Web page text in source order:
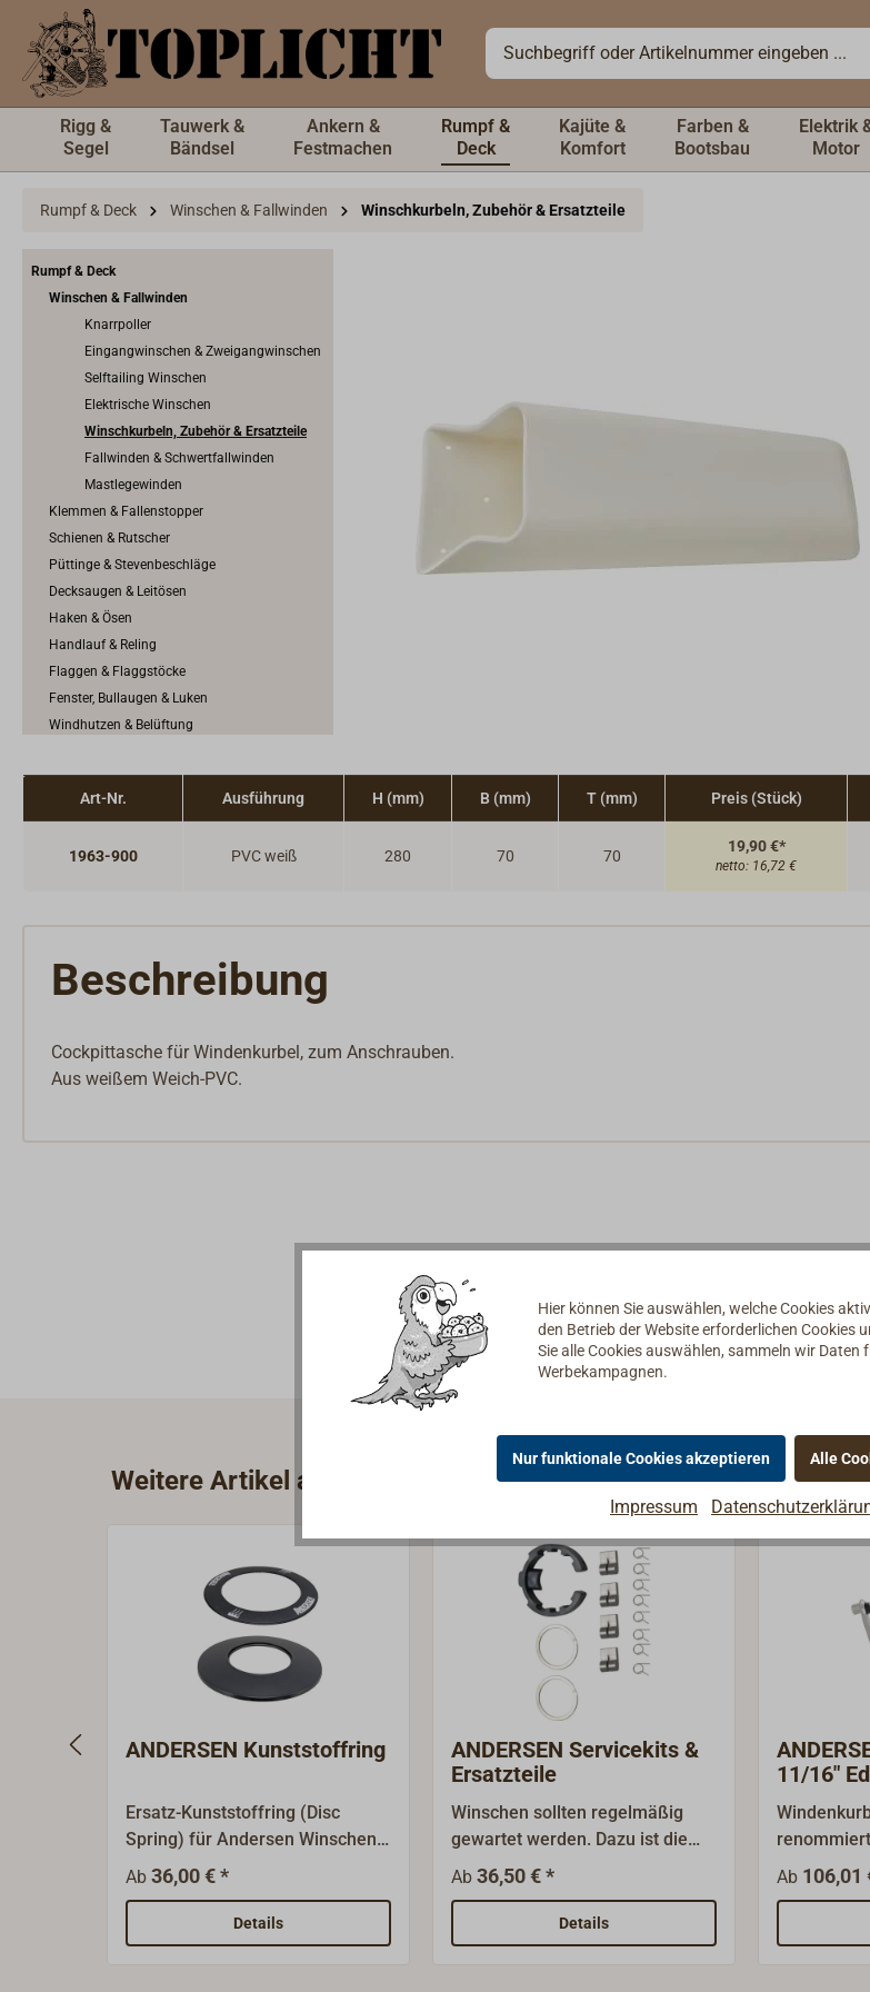
springen
Rigg &
Segel
Tauwerk &
Bändsel
Ankern &
Festmachen
Rumpf &
Deck
Kajüte &
Komfort
Farben &
Bootsbau
Elektrik
Motor
Rumpf & Deck Winschen & Fallwinden Winschkurbeln, Zubehör & Ersatzteile
Rumpf & Deck
Winschen & Fallwinden
Knarrpoller
Eingangwinschen & Zweigangwinschen
Selftailing Winschen
Elektrische Winschen
Winschkurbeln, Zubehör & Ersatzteile
Fallwinden & Schwertfallwinden
Mastlegewinden
Klemmen & Fallenstopper
Schienen & Rutscher
Püttinge & Stevenbeschläge
Decksaugen & Leitösen
Haken & Ösen
Handlauf & Reling
Flaggen & Flaggstöcke
Fenster, Bullaugen & Luken
Windhutzen & Belüftung
Spezielles für das Motorboot
Jolle & Ruderboot
Positionslichter
Art-Nr. Ausführung H (mm) B (mm) T (mm) Preis (Stück)
1963-900 PVC weiß 280 70 70
19,90 €*
netto: 16,72 €
Beschreibung
Cockpittasche für Windenkurbel, zum Anschrauben.
Aus weißem Weich-PVC.
Weitere Artikel aus der Kategorie Winschkurbeln, Zubehör &
ANDERSEN Kunststoffring
Ersatz-Kunststoffring (Disc
Spring) für Andersen Winschen.
Die Größe der Ringe variiert ja
nach Modell und Baujahr. In der
unten stehenden Tabelle finden
Sie den passenden Ring für Ihre
Ab 36,00 € *
Details
ANDERSEN Servicekits &
Ersatzteile
Winschen sollten regelmäßig
gewartet werden. Dazu ist die
Trommel abzunehmen und das
alte Fett zu entfernen. Die
beweglichen Teile wie
Zahnräder, Achsen und Klinken
Ab 36,50 € *
Details
11/16"
Korpus
Ab 106,01
Hier können Sie auswählen, welche Cookies
den Betrieb der Website erforderlichen Cookies
Sie alle Cookies auswählen, sammeln wir
Werbekampagnen.
Nur funktionale Cookies akzeptieren Alle
Impressum